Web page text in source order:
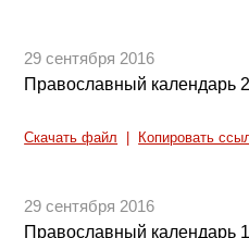
29 сентября 2016
Православный календарь
Скачать файл Копировать
29 сентября 2016
Православный календарь